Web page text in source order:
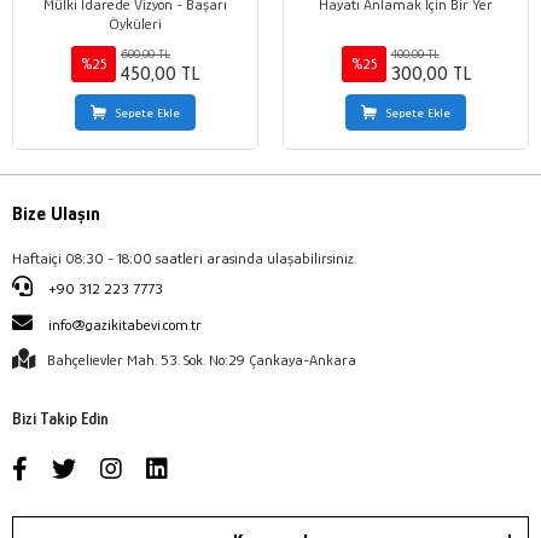
Mülki İdarede Vizyon - Başarı
Öyküleri
%25
600,00 TL
450,00 TL
Sepete Ekle
Hayatı Anlamak İçin Bir Yer
%25
400,00 TL
300,00 TL
Sepete Ekle
Bize Ulaşın
Haftaiçi 08:30 - 18:00 saatleri arasında ulaşabilirsiniz.
+90 312 223 7773
info@gazikitabevi.com.tr
Bahçelievler Mah. 53. Sok. No:29 Çankaya-Ankara
Bizi Takip Edin